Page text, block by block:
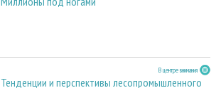
В центре внимания
Тенденции и перспективы лесопромышленного